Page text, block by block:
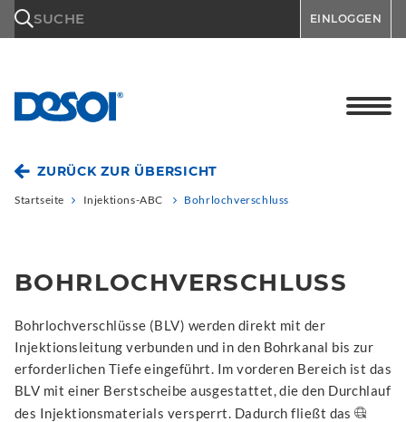
SUCHE EINLOGGEN
ZURÜCK ZUR ÜBERSICHT
Startseite Injektions-ABC Bohrlochverschluss
BOHRLOCHVERSCHLUSS
Bohrlochverschlüsse (BLV) werden direkt mit der
Injektionsleitung verbunden und in den Bohrkanal bis zur
erforderlichen Tiefe eingeführt. Im vorderen Bereich ist das
BLV mit einer Berstscheibe ausgestattet, die den Durchlauf
des Injektionsmaterials versperrt. Dadurch fließt das